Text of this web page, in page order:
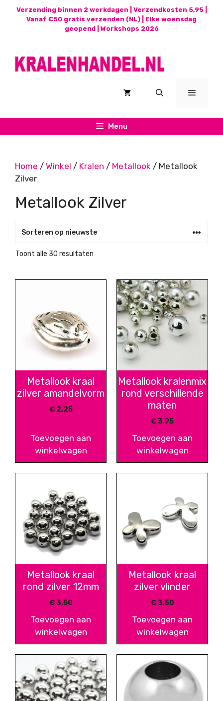
Verzending binnen 2 werkdagen | Verzendkosten 5,95 |
Vanaf €50 gratis verzenden (NL) | Elke woensdag
geopend | Workshops 2026
Menu
Menu
Home / Winkel / Kralen / Metallook / Metallook
Zilver
Metallook Zilver
Toont alle 30 resultaten
Metallook kraal
zilver amandelvorm
€2,25
Toevoegen aan
winkelwagen
Metallook kralenmix
rond verschillende
maten
€3,95
Toevoegen aan
winkelwagen
Metallook kraal
rond zilver 12mm
€3,50
Toevoegen aan
winkelwagen
Metallook kraal
zilver vlinder
€3,50
Toevoegen aan
winkelwagen